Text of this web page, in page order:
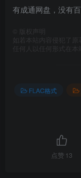
有成通网盘，没有
版权声明
如若本站内容侵犯了
任何人以任何形式在
FLAC格式
点赞 13